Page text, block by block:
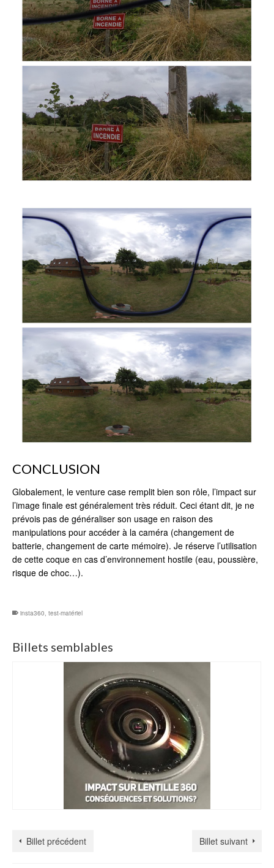
CONCLUSION
Globalement, le venture case remplit bien son rôle, l’impact sur
l’image finale est généralement très réduit. Ceci étant dit, je ne
prévois pas de généraliser son usage en raison des
manipulations pour accéder à la caméra (changement de
batterie, changement de carte mémoire). Je réserve l’utilisation
de cette coque en cas d’environnement hostile (eau, poussière,
risque de choc…).
insta360, test-matériel
Billets semblables
Billet précédent Billet suivant